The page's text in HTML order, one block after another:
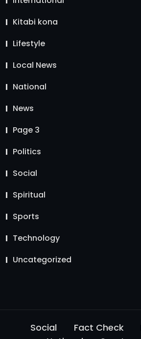
Kitabi kona
Lifestyle
Local News
National
News
Page 3
Politics
Social
Spiritual
Sports
Technology
Uncategorized
Social Fact Check